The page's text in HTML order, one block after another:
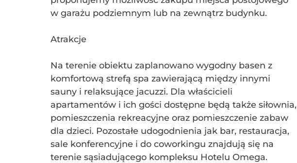
w garażu podziemnym lub na zewnątrz budynku.
Atrakcje
Na terenie obiektu zaplanowano wygodny basen z
komfortową strefą spa zawierającą między innymi
sauny i relaksujące jacuzzi. Dla właścicieli
apartamentów i ich gości dostępne będą także siłownia,
pomieszczenia rekreacyjne oraz pomieszczenie zabaw
dla dzieci. Pozostałe udogodnienia jak bar, restauracja,
sale konferencyjne i do coworkingu znajdują się na
terenie sąsiadującego kompleksu Hotelu Omega.